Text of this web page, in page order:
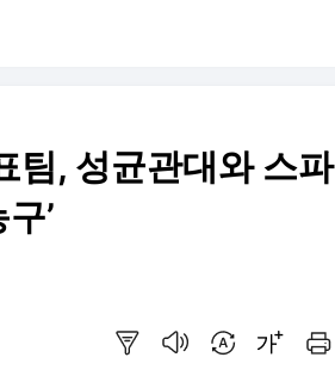
팀, 성균관대와 스파
’